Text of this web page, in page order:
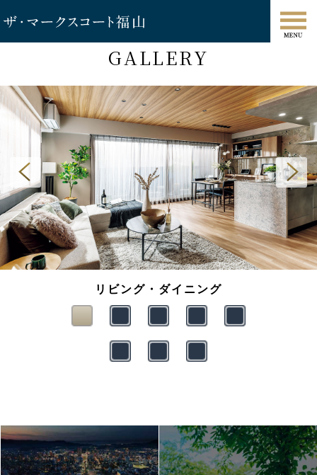
GALLERY
リビング・ダイニング